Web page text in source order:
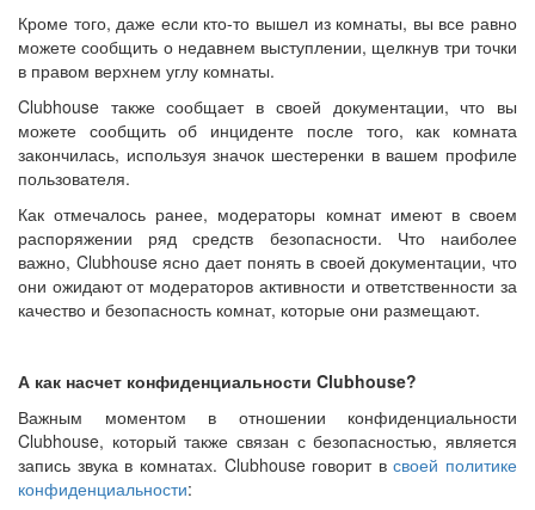
Кроме того, даже если кто-то вышел из комнаты, вы все равно
можете сообщить о недавнем выступлении, щелкнув три точки
в правом верхнем углу комнаты.
Clubhouse также сообщает в своей документации, что вы
можете сообщить об инциденте после того, как комната
закончилась, используя значок шестеренки в вашем профиле
пользователя.
Как отмечалось ранее, модераторы комнат имеют в своем
распоряжении ряд средств безопасности. Что наиболее
важно, Clubhouse ясно дает понять в своей документации, что
они ожидают от модераторов активности и ответственности за
качество и безопасность комнат, которые они размещают.
А как насчет конфиденциальности Clubhouse?
Важным моментом в отношении конфиденциальности
Clubhouse, который также связан с безопасностью, является
запись звука в комнатах. Clubhouse говорит всвоей политике
конфиденциальности: